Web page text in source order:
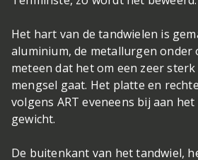
Het hart van de tandwielen is
aluminium, de metallurgen onder
meteen dat het om een zeer
mengsel gaat. Het platte en
volgens ART eveneens bij aan
gewicht.
De buitenkant van het tandwiel,